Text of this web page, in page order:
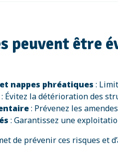
peuvent être
nappes phréatiques :
: Évitez la détérioration des
: Prévenez les
: Garantissez une
de prévenir ces risques et